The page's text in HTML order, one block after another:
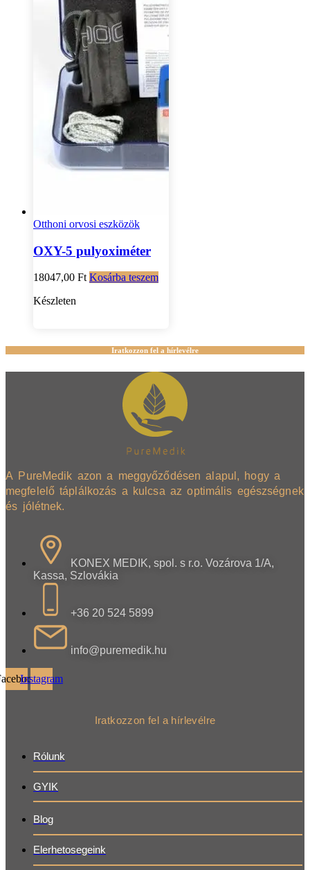
Otthoni orvosi eszközök
OXY-5 pulyoximéter
18047,00 Ft Kosárba teszem
Készleten
Iratkozzon fel a hírlevélre
A PureMedik azon a meggyőződésen alapul, hogy a
megfelelő táplálkozás a kulcsa az optimális egészségnek
és jólétnek.
KONEX MEDIK, spol. s r.o. Vozárova 1/A,
Kassa, Szlovákia
+36 20 524 5899
info@puremedik.hu
Instagram
Iratkozzon fel a hírlevélre
Rólunk
GYIK
Blog
Elerhetosegeink